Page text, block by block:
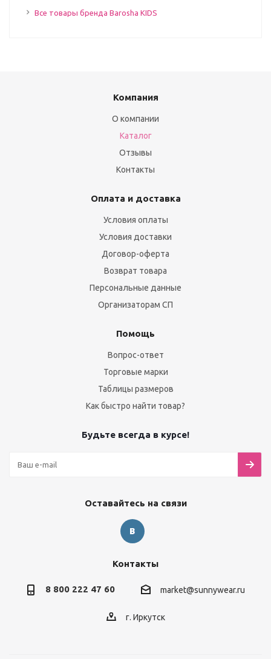
Все товары бренда Barosha KIDS
Компания
О компании
Каталог
Отзывы
Контакты
Оплата и доставка
Условия оплаты
Условия доставки
Договор-оферта
Возврат товара
Персональные данные
Организаторам СП
Помощь
Вопрос-ответ
Торговые марки
Таблицы размеров
Как быстро найти товар?
Будьте всегда в курсе!
Оставайтесь на связи
Контакты
8 800 222 47 60 market@sunnywear.ru
г. Иркутск